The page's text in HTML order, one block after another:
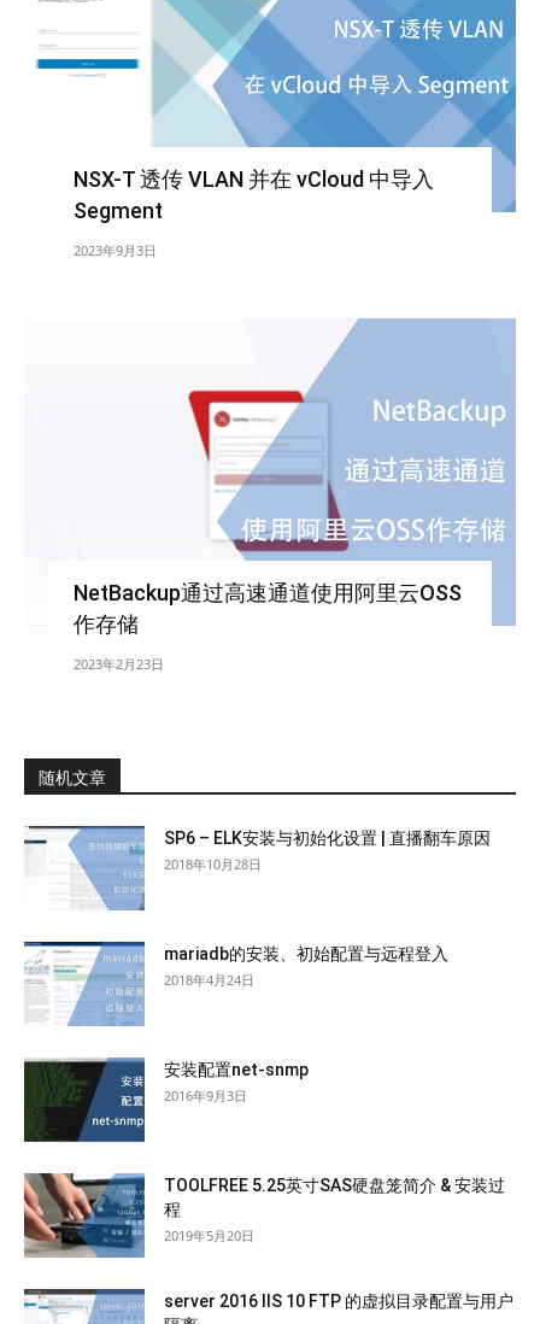
NSX-T 透传 VLAN 并在 vCloud 中导入
Segment
2023年9月3日
NetBackup通过高速通道使用阿里云OSS
作存储
2023年2月23日
随机文章
SP6 – ELK安装与初始化设置 | 直播翻车原因
2018年10月28日
mariadb的安装、初始配置与远程登入
2018年4月24日
安装配置net-snmp
2016年9月3日
TOOLFREE 5.25英寸SAS硬盘笼简介 & 安装过
程
2019年5月20日
server 2016 IIS 10 FTP 的虚拟目录配置与用户